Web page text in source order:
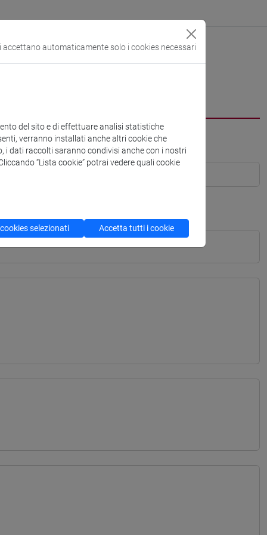
automaticamente solo i cookies necessari
del sito e di effettuare analisi statistiche
verranno installati anche altri cookie che
i dati raccolti saranno condivisi anche con i nostri
“Lista cookie” potrai vedere quali cookie
selezionati Accetta tutti i cookie